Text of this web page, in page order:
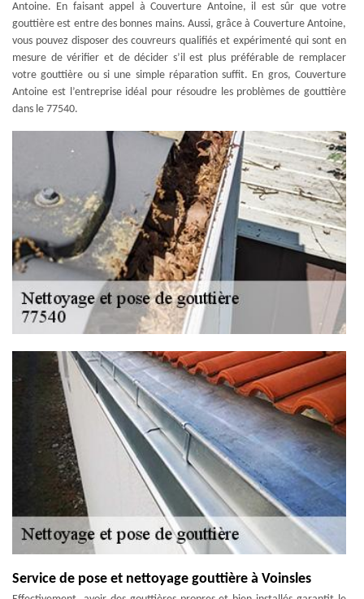
Antoine. En faisant appel à Couverture Antoine, il est sûr que votre
gouttière est entre des bonnes mains. Aussi, grâce à Couverture Antoine,
vous pouvez disposer des couvreurs qualifiés et expérimenté qui sont en
mesure de vérifier et de décider s’il est plus préférable de remplacer
votre gouttière ou si une simple réparation suffit. En gros, Couverture
Antoine est l’entreprise idéal pour résoudre les problèmes de gouttière
dans le 77540.
Service de pose et nettoyage gouttière à Voinsles